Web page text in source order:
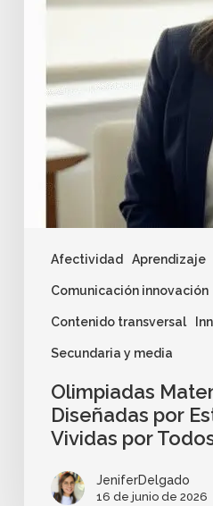
Afectividad Aprendizaje
Comunicación innovación
Contenido transversal
Secundaria y media
Olimpiadas
Diseñadas por
Vividas por
JeniferDelgado
16 de junio de 2026